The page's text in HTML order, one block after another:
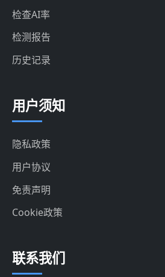
检查AI率
检测报告
历史记录
用户须知
隐私政策
用户协议
免责声明
Cookie政策
联系我们